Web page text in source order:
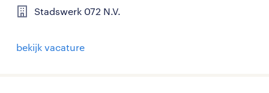
Stadswerk 072 N.V.
bekijk vacature